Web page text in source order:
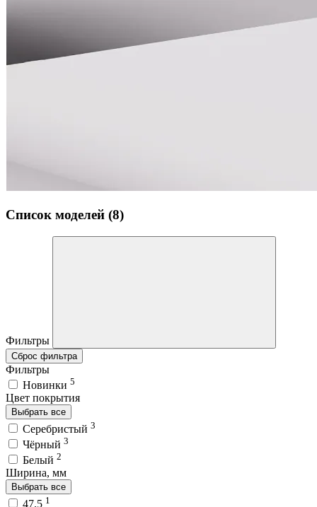
Список моделей (8)
Фильтры
Сброс фильтра
Фильтры
Новинки 5
Цвет покрытия
Выбрать все
Серебристый 3
Чёрный 3
Белый 2
Ширина, мм
Выбрать все
47.5 1